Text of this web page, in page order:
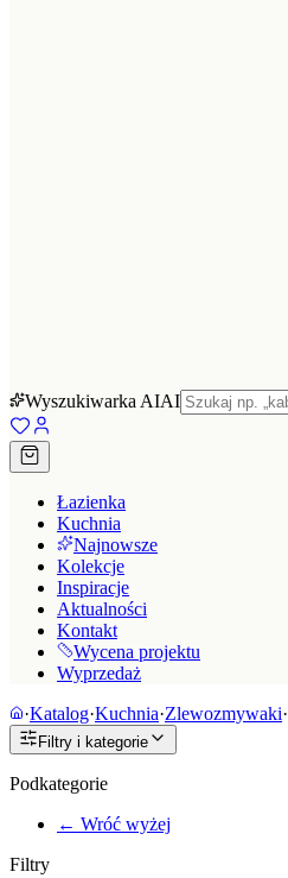
Wyszukiwarka AIAI
Łazienka
Kuchnia
Najnowsze
Kolekcje
Inspiracje
Aktualności
Kontakt
Wycena projektu
Wyprzedaż
·Katalog·Kuchnia·Zlewozmywaki·
Filtry i kategorie
Podkategorie
← Wróć wyżej
Filtry